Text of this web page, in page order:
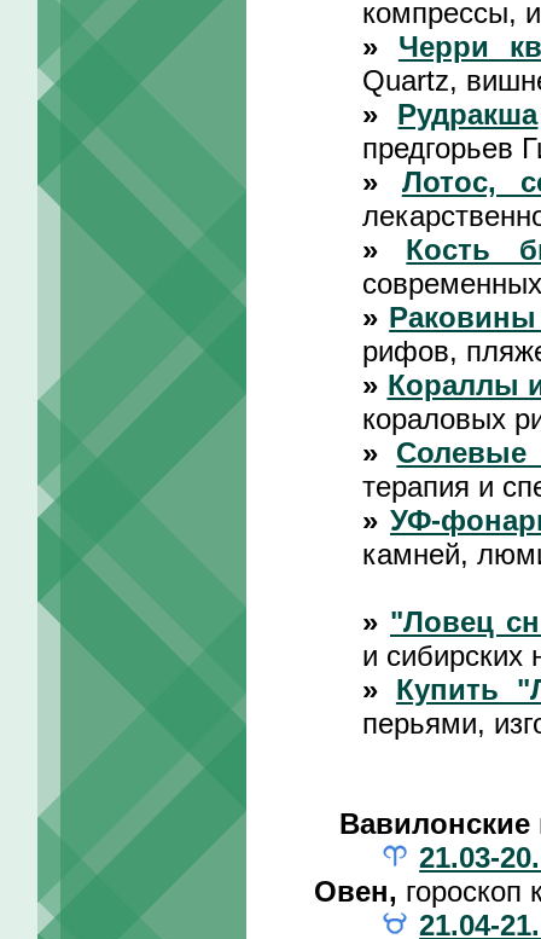
компрессы,
»
Черри
Quartz,
»
Рудракша
предгорьев
»
Лотос,
»
Кость
»
рифов,
» Кораллы
кораловых
»
терапия и
» УФ-
камней,
» "Ловец
и сибирских
» Купить
перьями,
21.03-
Овен, гороскоп
21.04-